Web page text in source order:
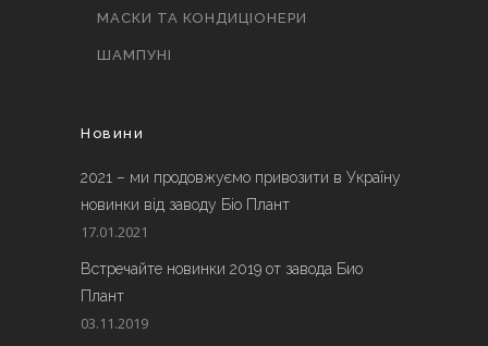
МАСКИ ТА КОНДИЦІОНЕРИ
ШАМПУНІ
Новини
2021 – ми продовжуємо привозити в Україну
новинки від заводу Біо Плант
17.01.2021
Встречайте новинки 2019 от завода Био
Плант
03.11.2019